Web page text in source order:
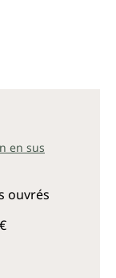
en sus
ouvrés